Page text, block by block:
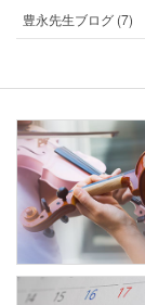
豊永先生ブログ (7)